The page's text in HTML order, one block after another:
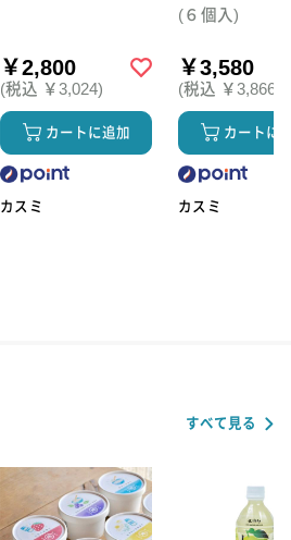
￥2,800
(税込 ￥3,024)
カートに追加
カスミ
テト）6個セッ
(６個入)
￥3,580
(税込 ￥3,866)
カートに
カスミ
すべて見る